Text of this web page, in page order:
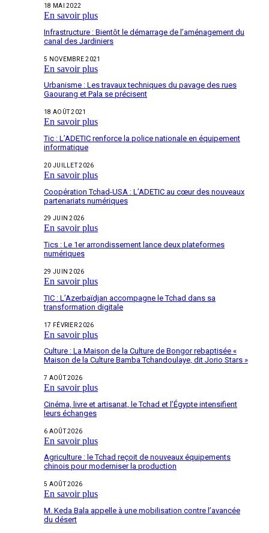
18 MAI 2022
En savoir plus
Infrastructure : Bientôt le démarrage de l’aménagement du
canal des Jardiniers
5 NOVEMBRE 2021
En savoir plus
Urbanisme : Les travaux techniques du pavage des rues
Gaourang et Pala se précisent
18 AOÛT 2021
En savoir plus
Tic : L’ADETIC renforce la police nationale en équipement
informatique
20 JUILLET 2026
En savoir plus
Coopération Tchad-USA : L’ADETIC au cœur des nouveaux
partenariats numériques
29 JUIN 2026
En savoir plus
Tics : Le 1er arrondissement lance deux plateformes
numériques
29 JUIN 2026
En savoir plus
TIC : L’Azerbaïdjan accompagne le Tchad dans sa
transformation digitale
17 FÉVRIER 2026
En savoir plus
Culture : La Maison de la Culture de Bongor rebaptisée «
Maison de la Culture Bamba Tchandoulaye, dit Jorio Stars »
7 AOÛT 2026
En savoir plus
Cinéma, livre et artisanat, le Tchad et l’Égypte intensifient
leurs échanges
6 AOÛT 2026
En savoir plus
Agriculture : le Tchad reçoit de nouveaux équipements
chinois pour moderniser la production
5 AOÛT 2026
En savoir plus
M. Keda Bala appelle à une mobilisation contre l’avancée
du désert